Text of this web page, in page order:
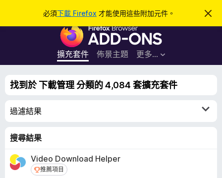
必須下載 Firefox 才能使用這些附加元件。
忽
此
F
r
e
o
加
擴充套件 佈景主題 更多…
登入
找到於 下載管理 分類的 4,084 套擴充套件
過濾結果
搜尋結果
Video Download Helper
推薦項目
推薦項目